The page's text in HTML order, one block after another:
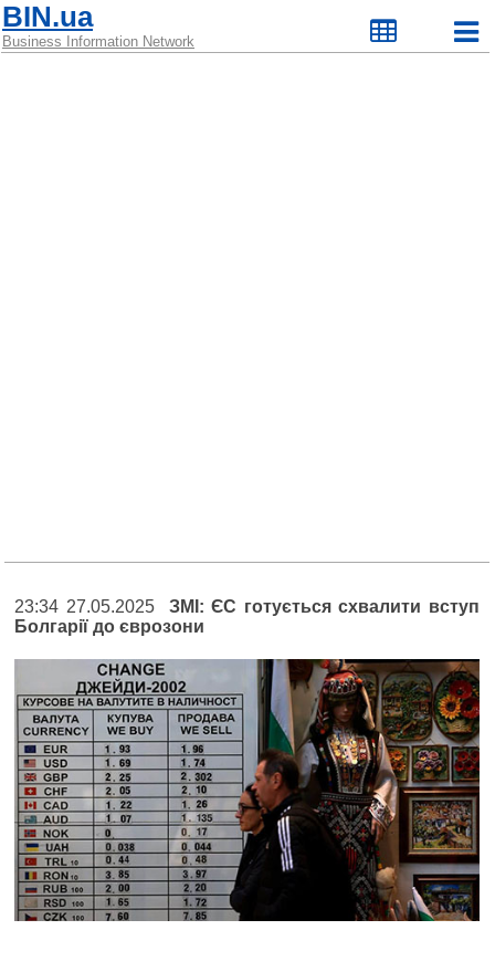
BIN.ua
Business Information Network
23:34 27.05.2025 ЗМІ: ЄС готується схвалити вступ
Болгарії до єврозони